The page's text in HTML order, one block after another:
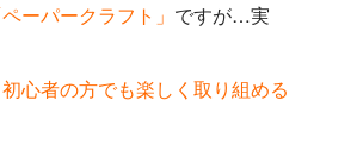
ペーパークラフト」 ですが…実
心者の方でも楽しく取り組める